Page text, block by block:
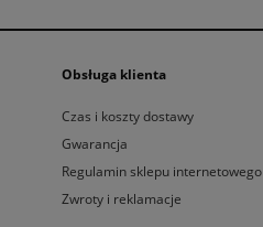
Obsługa klienta
Czas i koszty dostawy
Gwarancja
Regulamin sklepu internetowego
Zwroty i reklamacje